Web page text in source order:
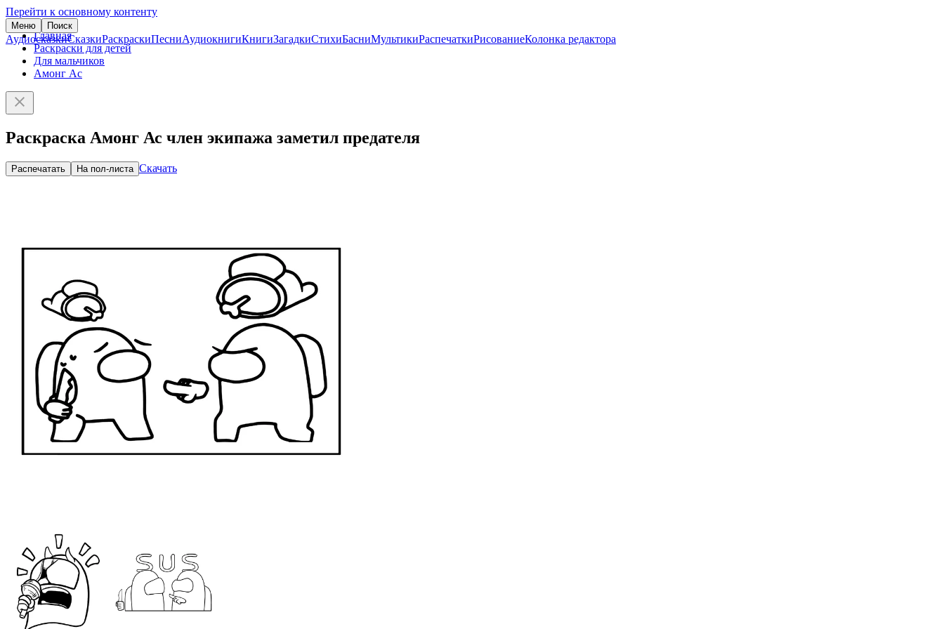
Перейти к основному контенту
Меню Поиск
АудиосказкиСказкиРаскраскиПесниАудиокнигиКнигиЗагадкиСтихиБасниМультикиРаспечаткиРисованиеКолонка редактора
Главная
Раскраски для детей
Для мальчиков
Амонг Ас
Раскраска Амонг Ас член экипажа заметил предателя
Распечатать На пол-листа Скачать